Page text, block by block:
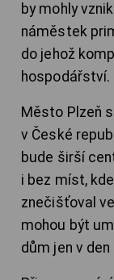
by mohly
náměstek
do jehož
hospodářství.
Město Plzeň
v České
bude širší
i bez míst,
znečišťoval
mohou být
dům jen v